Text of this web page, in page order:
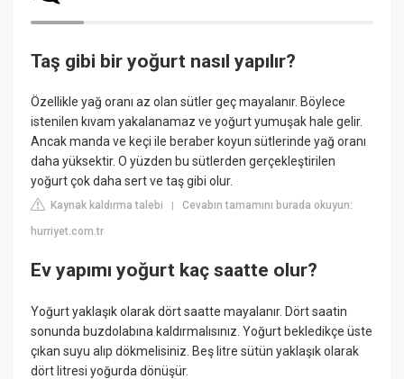
Taş gibi bir yoğurt nasıl yapılır?
Özellikle yağ oranı az olan sütler geç mayalanır. Böylece
istenilen kıvam yakalanamaz ve yoğurt yumuşak hale gelir.
Ancak manda ve keçi ile beraber koyun sütlerinde yağ oranı
daha yüksektir. O yüzden bu sütlerden gerçekleştirilen
yoğurt çok daha sert ve taş gibi olur.
Kaynak kaldırma talebi |Cevabın tamamını burada okuyun:
hurriyet.com.tr
Ev yapımı yoğurt kaç saatte olur?
Yoğurt yaklaşık olarak dört saatte mayalanır. Dört saatin
sonunda buzdolabına kaldırmalısınız. Yoğurt bekledikçe üste
çıkan suyu alıp dökmelisiniz. Beş litre sütün yaklaşık olarak
dört litresi yoğurda dönüşür.